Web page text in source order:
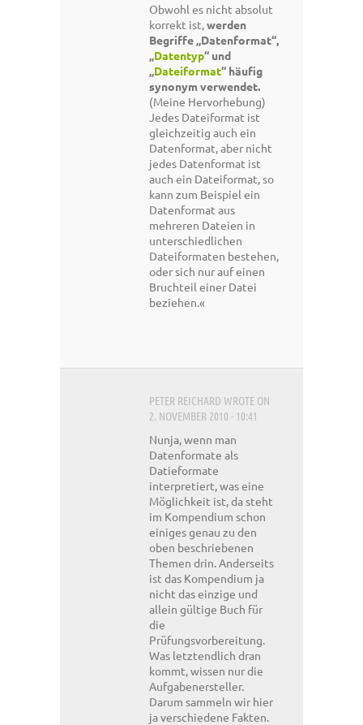
Obwohl es nicht absolut
korrekt ist, werden
Begriffe „Datenformat“,
Datentyp“ und
Dateiformat“ häufig
synonym verwendet.
(Meine Hervorhebung)
Jedes Dateiformat ist
gleichzeitig auch ein
Datenformat, aber nicht
jedes Datenformat ist
auch ein Dateiformat, so
kann zum Beispiel ein
Datenformat aus
mehreren Dateien in
unterschiedlichen
Dateiformaten bestehen,
oder sich nur auf einen
Bruchteil einer Datei
beziehen.«
PETER REICHARD WROTE ON
2. NOVEMBER 2010 - 10:41
Nunja, wenn man
Datenformate als
Datieformate
interpretiert, was eine
Möglichkeit ist, da steht
im Kompendium schon
einiges genau zu den
oben beschriebenen
Themen drin. Anderseits
ist das Kompendium ja
nicht das einzige und
allein gültige Buch für
die
Prüfungsvorbereitung.
Was letztendlich dran
kommt, wissen nur die
Aufgabenersteller.
Darum sammeln wir hier
ja verschiedene Fakten.